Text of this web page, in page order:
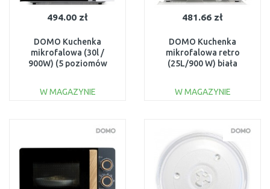
494.00 zł
DOMO Kuchenka
mikrofalowa (30l /
900W) (5 poziomów
W MAGAZYNIE
Do porównania
481.66 zł
DOMO Kuchenka
mikrofalowa retro
(25L/900 W) biała
W MAGAZYNIE
Do porównania